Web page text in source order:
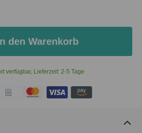
verfügbar, Lieferzeit: 2-5 Tage
den Warenkorb